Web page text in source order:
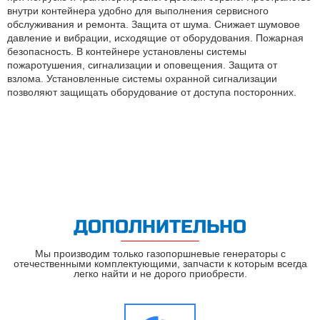
внутри контейнера удобно для выполнения сервисного
обслуживания и ремонта. Защита от шума. Снижает шумовое
давление и вибрации, исходящие от оборудования. Пожарная
безопасность. В контейнере установлены системы
пожаротушения, сигнализации и оповещения. Защита от
взлома. Установленные системы охранной сигнализации
позволяют защищать оборудование от доступа посторонних.
ДОПОЛНИТЕЛЬНО
Мы производим только газопоршневые генераторы с
отечественными комплектующими, запчасти к которым всегда
легко найти и не дорого приобрести.